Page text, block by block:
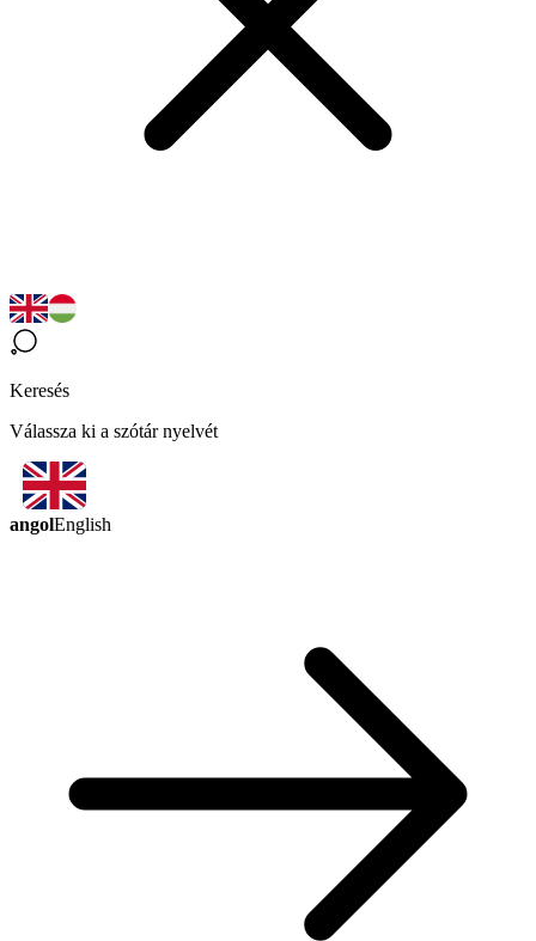
Keresés
Válassza ki a szótár nyelvét
angolEnglish